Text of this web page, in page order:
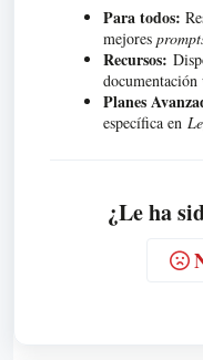
Para todos:
mejores
Recursos:
documentación
Planes
específica en
¿Le ha